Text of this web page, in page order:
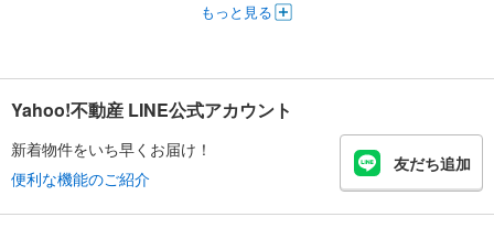
もっと見る
Yahoo!不動産 LINE公式アカウント
新着物件をいち早くお届け！
便利な機能のご紹介
友だち追加